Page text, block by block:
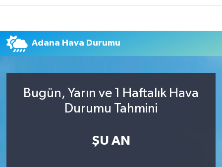
Adana Hava Durumu
Bugün, Yarın ve 1 Haftalık Hava
Durumu Tahmini
ŞU AN